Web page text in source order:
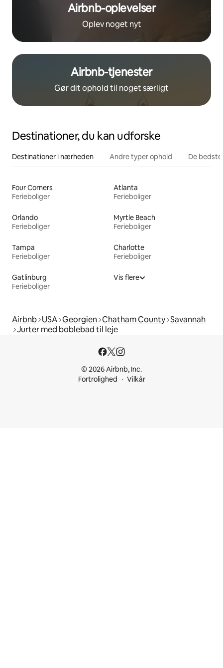
Airbnb-oplevelser
Oplev noget nyt
Airbnb-tjenester
Gør dit ophold til noget særligt
Destinationer, du kan udforske
Destinationer i nærheden Andre typer ophold De
Four Corners
Ferieboliger
Atlanta
Ferieboliger
Orlando
Ferieboliger
Myrtle Beach
Ferieboliger
Tampa
Ferieboliger
Charlotte
Ferieboliger
Gatlinburg
Ferieboliger
Vis flere
Airbnb USA Georgien Chatham County Savannah
Jurter med boblebad til leje
© 2026 Airbnb, Inc.
Fortrolighed
Vilkår